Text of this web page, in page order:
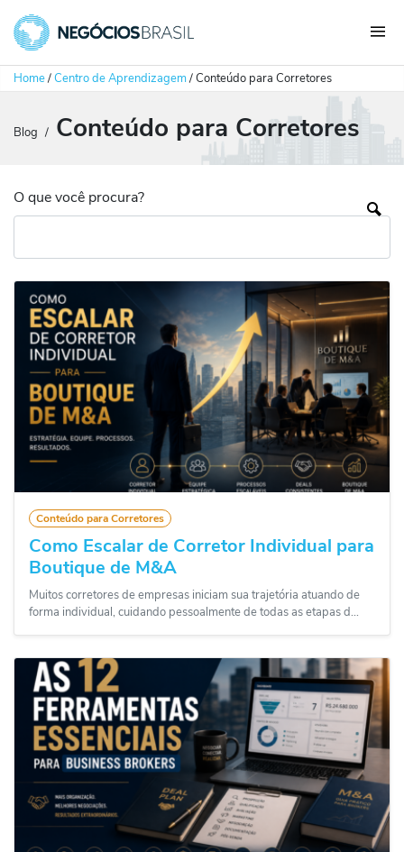
Home/Centro de Aprendizagem/Conteúdo para Corretores
Blog / Conteúdo para Corretores
O que você procura?
Conteúdo para Corretores
Como Escalar de Corretor Individual para
Boutique de M&A
Muitos corretores de empresas iniciam sua trajetória atuando de
forma individual, cuidando pessoalmente de todas as etapas d...